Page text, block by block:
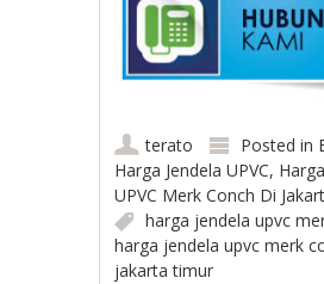
terato Posted in
Harga Jendela UPVC,
UPVC Merk Conch Di
harga jendela upvc
harga jendela upvc merk
jakarta timur